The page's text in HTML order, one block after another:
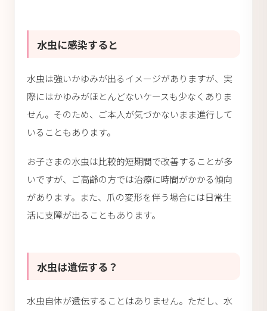
水虫に感染すると
水虫は強いかゆみが出るイメージがありますが、実
際にはかゆみがほとんどないケースも少なくありま
せん。そのため、ご本人が気づかないまま進行して
いることもあります。
お子さまの水虫は比較的短期間で改善することが多
いですが、ご高齢の方では治療に時間がかかる傾向
があります。また、爪の変形を伴う場合には日常生
活に支障が出ることもあります。
水虫は遺伝する？
水虫自体が遺伝することはありません。ただし、水